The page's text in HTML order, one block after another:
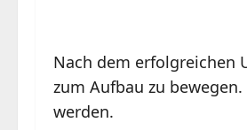
Nach dem erfolgreichen
zum Aufbau zu
werden.